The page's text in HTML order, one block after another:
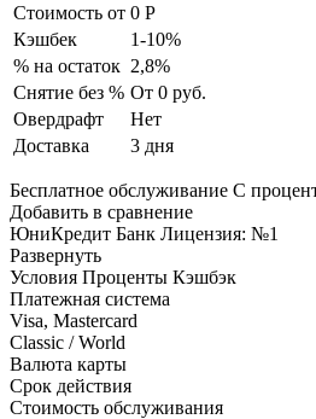
Стоимость от 0 Р
Кэшбек
1-10%
% на остаток 2,8%
Снятие без % От 0 руб.
Овердрафт
Нет
Доставка
3 дня
Бесплатное обслуживание С
Добавить в сравнение
ЮниКредит Банк Лицензия: №1
Развернуть
Условия Проценты Кэшбэк
Платежная система
Visa, Mastercard
Classic / World
Валюта карты
Срок действия
Стоимость обслуживания